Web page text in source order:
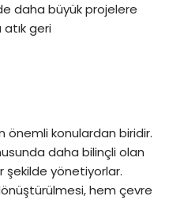
daha büyük projelere
geri
önemli konulardan biridir.
daha bilinçli olan
şekilde yönetiyorlar.
dönüştürülmesi, hem çevre